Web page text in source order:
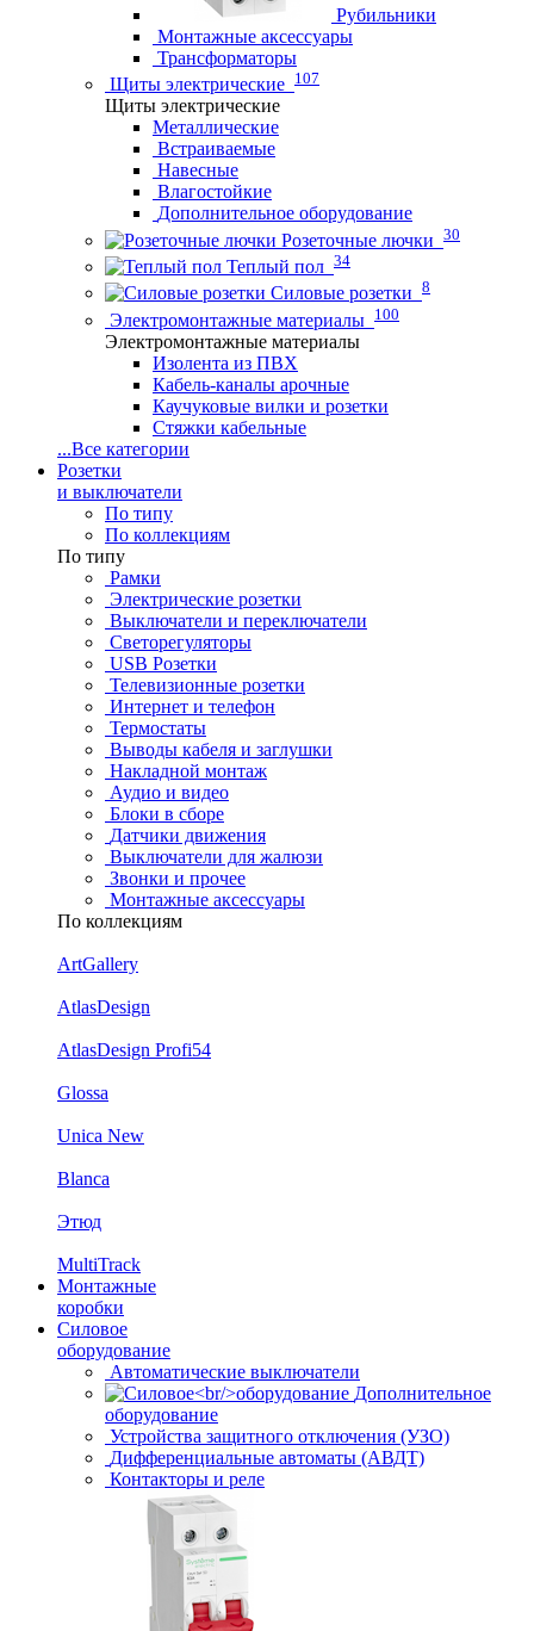
Рубильники
Монтажные аксессуары
Трансформаторы
Щиты электрические 107
Щиты электрические
Металлические
Встраиваемые
Навесные
Влагостойкие
Дополнительное оборудование
Розеточные лючки 30
Теплый пол 34
Силовые розетки 8
Электромонтажные материалы 100
Электромонтажные материалы
Изолента из ПВХ
Кабель-каналы арочные
Каучуковые вилки и розетки
Стяжки кабельные
...Все категории
Розетки
и выключатели
По типу
По коллекциям
По типу
Рамки
Электрические розетки
Выключатели и переключатели
Светорегуляторы
USB Розетки
Телевизионные розетки
Интернет и телефон
Термостаты
Выводы кабеля и заглушки
Накладной монтаж
Аудио и видео
Блоки в сборе
Датчики движения
Выключатели для жалюзи
Звонки и прочее
Монтажные аксессуары
По коллекциям
ArtGallery
AtlasDesign
AtlasDesign Profi54
Glossa
Unica New
Blanca
Этюд
MultiTrack
Монтажные
коробки
Силовое
оборудование
Автоматические выключатели
Дополнительное
оборудование
Устройства защитного отключения (УЗО)
Дифференциальные автоматы (АВДТ)
Контакторы и реле